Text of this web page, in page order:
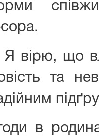
вірю, що
та
в